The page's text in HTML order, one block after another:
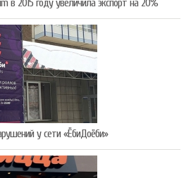
в 2015 году увеличила экспорт на 20%
у сети «ЁбиДоёби»